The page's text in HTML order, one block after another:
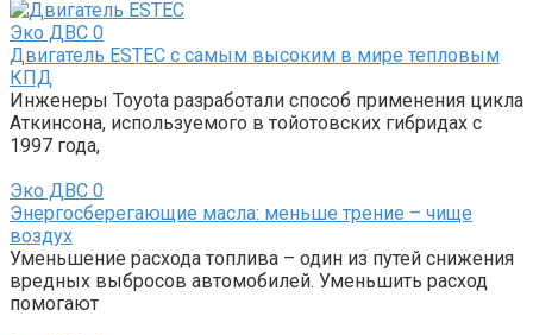
Эко ДВС 0
Двигатель ESTEC с самым высоким в мире тепловым
КПД
Инженеры Toyota разработали способ применения цикла
Аткинсона, используемого в тойотовских гибридах с
1997 года,
Эко ДВС 0
Энергосберегающие масла: меньше трение – чище
воздух
Уменьшение расхода топлива – один из путей снижения
вредных выбросов автомобилей. Уменьшить расход
помогают